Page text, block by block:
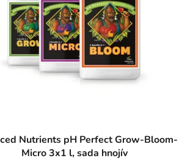
Nutrients pH Perfect Grow-Bloom-
Micro 3x1 l, sada hnojív